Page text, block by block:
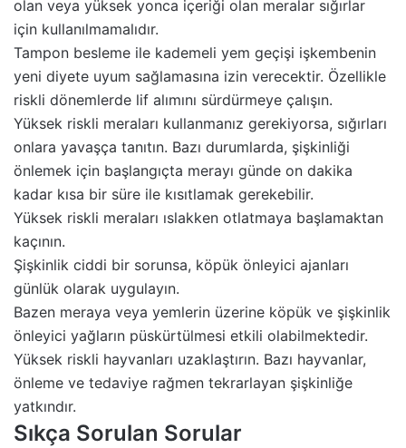
olan veya yüksek yonca içeriği olan meralar sığırlar
için kullanılmamalıdır.
Tampon besleme ile kademeli yem geçişi işkembenin
yeni diyete uyum sağlamasına izin verecektir. Özellikle
riskli dönemlerde lif alımını sürdürmeye çalışın.
Yüksek riskli meraları kullanmanız gerekiyorsa, sığırları
onlara yavaşça tanıtın. Bazı durumlarda, şişkinliği
önlemek için başlangıçta merayı günde on dakika
kadar kısa bir süre ile kısıtlamak gerekebilir.
Yüksek riskli meraları ıslakken otlatmaya başlamaktan
kaçının.
Şişkinlik ciddi bir sorunsa, köpük önleyici ajanları
günlük olarak uygulayın.
Bazen meraya veya yemlerin üzerine köpük ve şişkinlik
önleyici yağların püskürtülmesi etkili olabilmektedir.
Yüksek riskli hayvanları uzaklaştırın. Bazı hayvanlar,
önleme ve tedaviye rağmen tekrarlayan şişkinliğe
yatkındır.
Sıkça Sorulan Sorular